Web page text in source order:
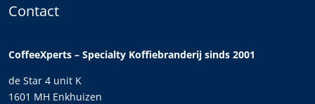
Contact
CoffeeXperts – Specialty Koffiebranderij sinds 2001
de Star 4 unit K
1601 MH Enkhuizen